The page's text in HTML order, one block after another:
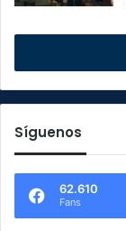
Síguenos
62.610
Fans